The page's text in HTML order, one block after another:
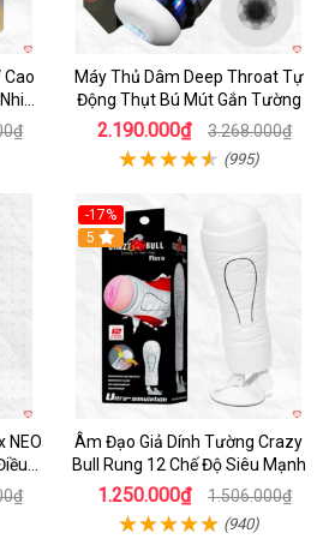
Cao
Máy Thủ Dâm Deep Throat Tự
Động Thụt Bú Mút Gắn Tường
2.190.000₫ 3.268.000₫
(995)
NEO
-17%
5
Âm Đạo Giả Dính Tường Crazy
Bull Rung 12 Chế Độ Siêu Mạnh
1.250.000₫ 1.506.000₫
(940)